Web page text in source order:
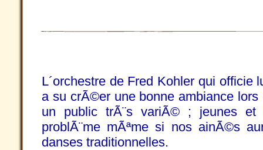
L´orchestre de Fred Kohler qui officie
a su crÃ©er une bonne ambiance
un public trÃ¨s variÃ© ; jeunes et
problÃ¨me mÃªme si nos ainÃ©s
danses traditionnelles.